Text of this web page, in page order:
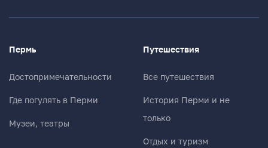
Пермь
Достопримечательности
Где погулять в Перми
Музеи, театры
Путешествия
Все путешествия
История Перми и не
только
Отдых и туризм